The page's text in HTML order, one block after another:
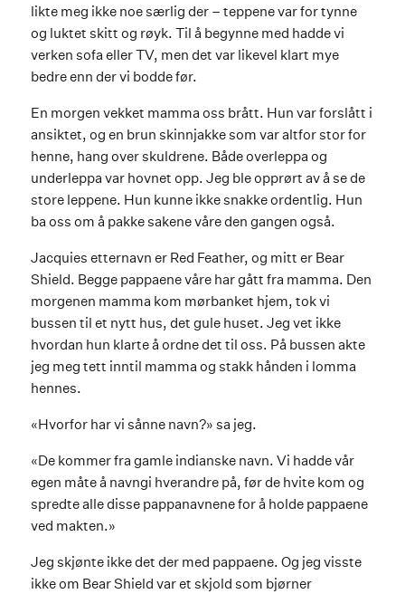
likte meg ikke noe særlig der – teppene var for tynne
og luktet skitt og røyk. Til å begynne med hadde vi
verken sofa eller TV, men det var likevel klart mye
bedre enn der vi bodde før.
En morgen vekket mamma oss brått. Hun var forslått i
ansiktet, og en brun skinnjakke som var altfor stor for
henne, hang over skuldrene. Både overleppa og
underleppa var hovnet opp. Jeg ble opprørt av å se de
store leppene. Hun kunne ikke snakke ordentlig. Hun
ba oss om å pakke sakene våre den gangen også.
Jacquies etternavn er Red Feather, og mitt er Bear
Shield. Begge pappaene våre har gått fra mamma. Den
morgenen mamma kom mørbanket hjem, tok vi
bussen til et nytt hus, det gule huset. Jeg vet ikke
hvordan hun klarte å ordne det til oss. På bussen akte
jeg meg tett inntil mamma og stakk hånden i lomma
hennes.
«Hvorfor har vi sånne navn?» sa jeg.
«De kommer fra gamle indianske navn. Vi hadde vår
egen måte å navngi hverandre på, før de hvite kom og
spredte alle disse pappanavnene for å holde pappaene
ved makten.»
Jeg skjønte ikke det der med pappaene. Og jeg visste
ikke om Bear Shield var et skjold som bjørner